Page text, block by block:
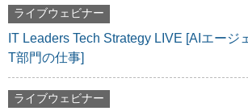
ライブウェビナー
IT Leaders Tech Strategy LIVE [AIエージ
T部門の仕事]
ライブウェビナー